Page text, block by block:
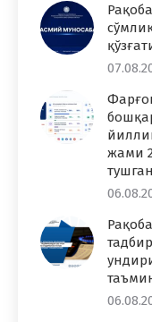
жами
тушган